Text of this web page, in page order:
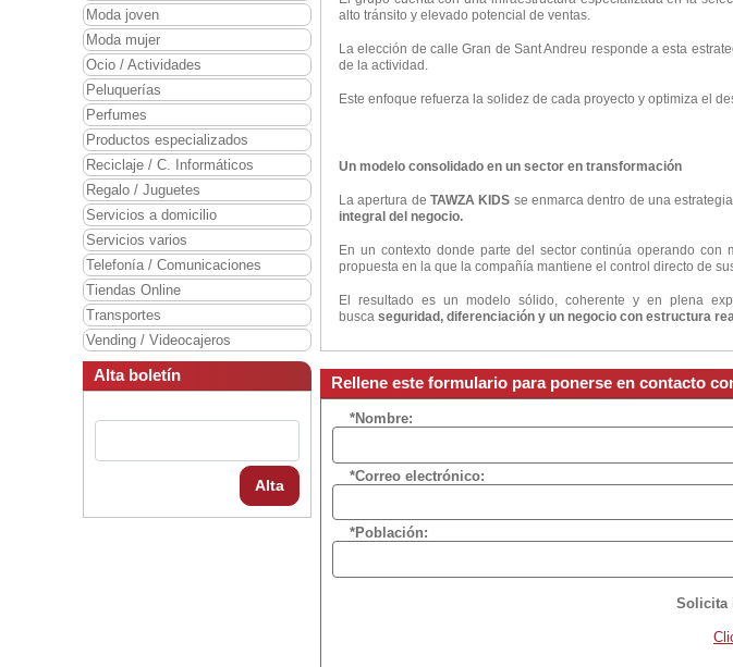
Moda joven
Moda mujer
Ocio / Actividades
Peluquerías
Perfumes
Productos especializados
Reciclaje / C. Informáticos
Regalo / Juguetes
Servicios a domicilio
Servicios varios
Telefonía / Comunicaciones
Tiendas Online
Transportes
Vending / Videocajeros
Alta boletín
Alta
alto tránsito y elevado potencial de ventas.
La elección de calle Gran de Sant Andreu responde a esta
de la actividad.
Este enfoque refuerza la solidez de cada proyecto y optimiza el
Un modelo consolidado en un sector en transformación
La apertura deTAWZA KIDS se enmarca dentro de una
integral del negocio.
En un contexto donde parte del sector continúa operando
propuesta en la que la compañía mantiene el control directo de
El resultado es un modelo sólido, coherente y en plena
busca seguridad, diferenciación y un negocio con estructura
Rellene este formulario para ponerse en contacto
*Nombre:
*Correo electrónico:
*Población:
Solicita